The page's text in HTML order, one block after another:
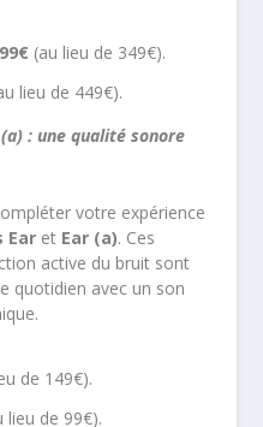
(au lieu de 349€).
lieu de 449€).
: une qualité sonore
votre expérience
Ear et Ear (a). Ces
active du bruit sont
quotidien avec un son
de 149€).
lieu de 99€).